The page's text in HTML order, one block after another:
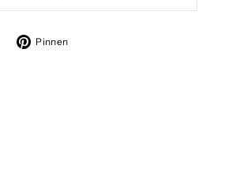
Auf
Twitter
Pinnen